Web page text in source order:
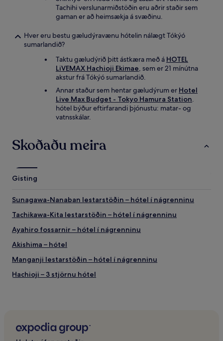
Tachihi verslunarmiðstöðin eru aðrir staðir sem
gaman er að heimsækja á svæðinu.
Hver eru bestu gæludýravænu hótelin nálægt Tókýó
sumarlandið?
Taktu gæludýrið þitt ástkæra með á HOTEL
LiVEMAX Hachioji Ekimae, sem er 21 mínútna
akstur frá Tókýó sumarlandið.
Annar staður sem hentar gæludýrum er Hotel
Live Max Budget - Tokyo Hamura Station.
hótel býður eftirfarandi þjónustu: matar- og
vatnsskálar.
Skoðaðu meira
Gisting
Sunagawa-Nanaban lestarstöðin – hótel í nágrenninu
Tachikawa-Kita lestarstöðin – hótel í nágrenninu
Ayahiro fossarnir – hótel í nágrenninu
Akishima – hótel
Manganji lestarstöðin – hótel í nágrenninu
Hachioji – 3 stjörnu hótel
Meiji no Mori Takao Quasi-þjóðgarðurinn – hótel í